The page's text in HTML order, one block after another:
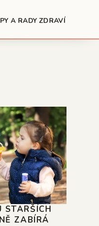
A RADY ZDRAVÍ
STARŠÍCH
ZABÍRÁ